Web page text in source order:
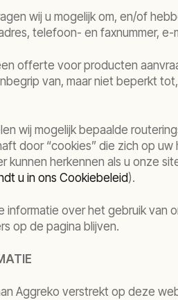
wij u mogelijk om, en/of
telefoon- en faxnummer,
offerte voor producten
van, maar niet beperkt
wij mogelijk bepaalde
door “cookies” die zich op
herkennen als u onze
u in ons Cookiebeleid).
over het gebruik
op de pagina blijven.
Aggreko verstrekt op deze